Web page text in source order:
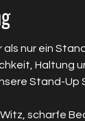
als nur ein
Haltung
Stand-Up
scharfe